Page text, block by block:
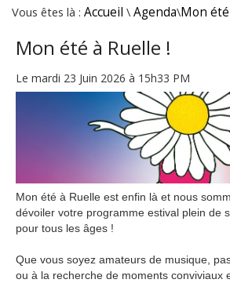
Vous êtes là : Accueil \ Agenda\Mon été
Mon été à Ruelle !
Le mardi 23 Juin 2026 à 15h33 PM
Mon été à Ruelle est enfin là et nous
dévoiler votre programme estival plein de
pour tous les âges !
Que vous soyez amateurs de musique,
ou à la recherche de moments conviviaux